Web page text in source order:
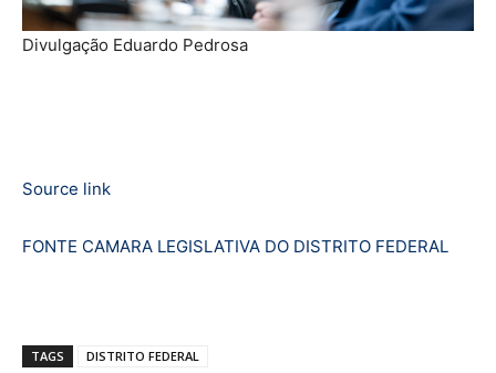
Divulgação Eduardo Pedrosa
Source link
FONTE CAMARA LEGISLATIVA DO DISTRITO FEDERAL
TAGS DISTRITO FEDERAL